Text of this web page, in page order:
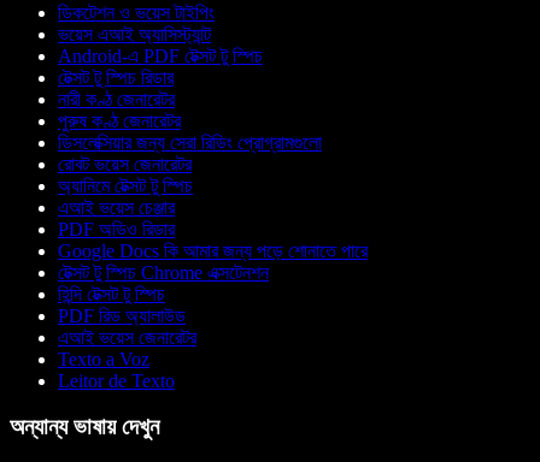
ডিকটেশন ও ভয়েস টাইপিং
ভয়েস এআই অ্যাসিস্ট্যান্ট
Android-এ PDF টেক্সট টু স্পিচ
টেক্সট টু স্পিচ রিডার
নারী কণ্ঠ জেনারেটর
পুরুষ কণ্ঠ জেনারেটর
ডিসলেক্সিয়ার জন্য সেরা রিডিং প্রোগ্রামগুলো
রোবট ভয়েস জেনারেটর
অ্যানিমে টেক্সট টু স্পিচ
এআই ভয়েস চেঞ্জার
PDF অডিও রিডার
Google Docs কি আমার জন্য পড়ে শোনাতে পারে
টেক্সট টু স্পিচ Chrome এক্সটেনশন
হিন্দি টেক্সট টু স্পিচ
PDF রিড অ্যালাউড
এআই ভয়েস জেনারেটর
Texto a Voz
Leitor de Texto
অন্যান্য ভাষায় দেখুন